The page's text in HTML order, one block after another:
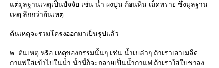
ต่มูลฐานเหตุเป็นปัจจัย เช่น น้ำ ผงปูน ก้อนหิน เม็ดทราย ซึ่งมูลฐาน
เหตุ ลึกกว่าต้นเหตุ
ต้นเหตุจะรวมโครงออกมาเป็นรูปแล้ว
๒. ต้นเหตุ หรือ เหตุของกรรมนั้นๆ เช่น น้ำเปล่าๆ ถ้าเราเอาเมล็ด
กาแฟใส่เข้าไปในน้ำ น้ำนี้ก็จะกลายเป็นน้ำกาแฟ ถ้าเราใส่ใบชาลง